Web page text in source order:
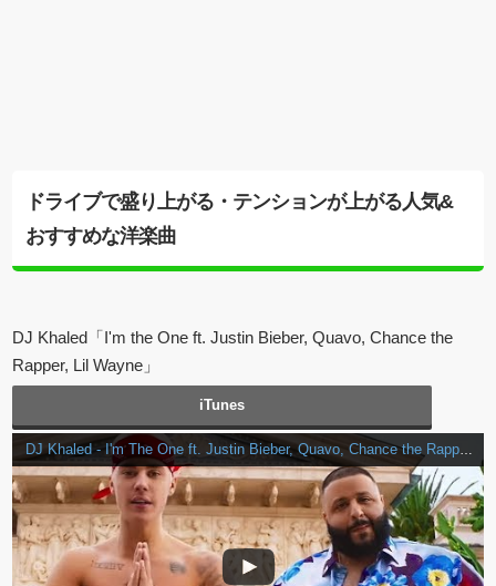
ドライブで盛り上がる・テンションが上がる人気&
おすすめな洋楽曲
DJ Khaled「I'm the One ft. Justin Bieber, Quavo, Chance the
Rapper, Lil Wayne」
iTunes
DJ Khaled - I'm The One ft. Justin Bieber, Quavo, Chance the Rapper, Lil Wayne